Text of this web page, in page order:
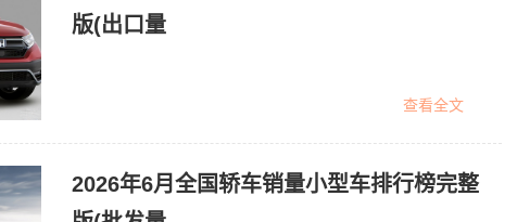
版(出口量
查看全文
2026年6月全国轿车销量小型车排行榜完整